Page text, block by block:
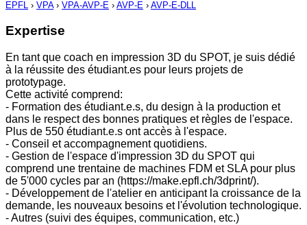
EPFL › VPA› VPA-AVP-E › AVP-E › AVP-E-DLL
Expertise
En tant que coach en impression 3D du SPOT, je suis dédié
à la réussite des étudiant.es pour leurs projets de
prototypage.
Cette activité comprend:
- Formation des étudiant.e.s, du design à la production et
dans le respect des bonnes pratiques et règles de l'espace.
Plus de 550 étudiant.e.s ont accès à l'espace.
- Conseil et accompagnement quotidiens.
- Gestion de l'espace d'impression 3D du SPOT qui
comprend une trentaine de machines FDM et SLA pour plus
de 5'000 cycles par an (https://make.epfl.ch/3dprint/).
- Développement de l'atelier en anticipant la croissance de la
demande, les nouveaux besoins et l'évolution technologique.
- Autres (suivi des équipes, communication, etc.)